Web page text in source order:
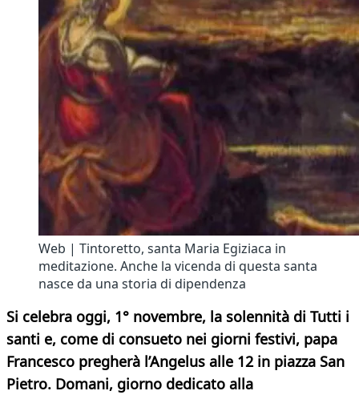
Web | Tintoretto, santa Maria Egiziaca in
meditazione. Anche la vicenda di questa santa
nasce da una storia di dipendenza
Si celebra oggi, 1° novembre, la solennità di Tutti i
santi e, come di consueto nei giorni festivi, papa
Francesco pregherà l’Angelus alle 12 in piazza San
Pietro. Domani, giorno dedicato alla